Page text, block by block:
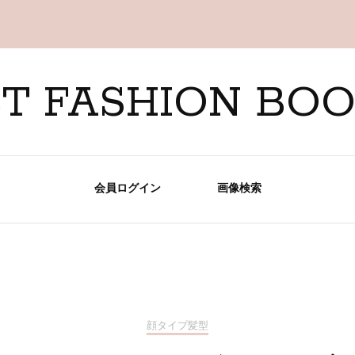
FASHION
会員ログイン 画像検索
顔タイプ髪型